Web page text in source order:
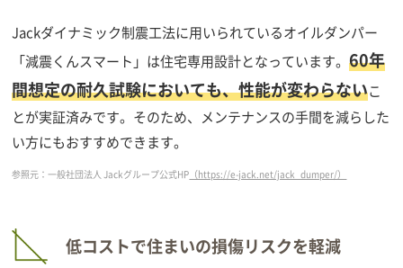
Jackダイナミック制震工法に用いられているオイルダンパー
「減震くんスマート」は住宅専用設計となっています。60年
間想定の耐久試験においても、性能が変わらないこ
とが実証済みです。そのため、メンテナンスの手間を減らした
い方にもおすすめできます。
参照元：一般社団法人 Jackグループ公式HP （https://e-jack.net/jack_dumper/）
低コストで住まいの損傷リスクを軽減